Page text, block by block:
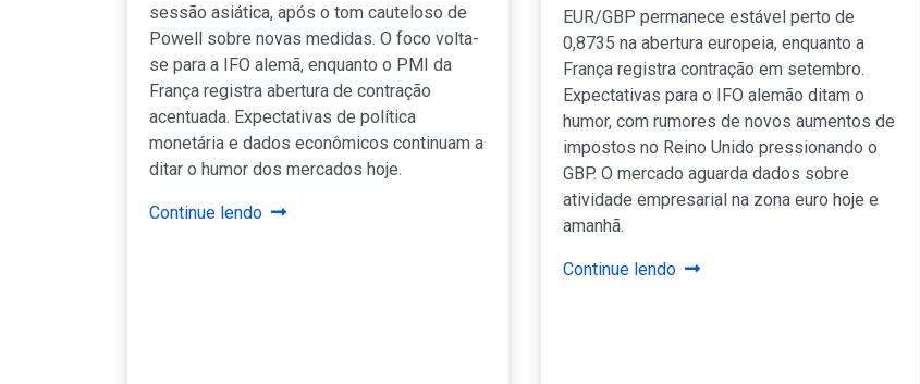
sessão asiática, após o tom cauteloso de
Powell sobre novas medidas. O foco volta-
se para a IFO alemã, enquanto o PMI da
França registra abertura de contração
acentuada. Expectativas de política
monetária e dados econômicos continuam a
ditar o humor dos mercados hoje.
Continue lendo
EUR/GBP permanece estável perto de
0,8735 na abertura europeia, enquanto a
França registra contração em setembro.
Expectativas para o IFO alemão ditam o
humor, com rumores de novos aumentos de
impostos no Reino Unido pressionando o
GBP. O mercado aguarda dados sobre
atividade empresarial na zona euro hoje e
amanhã.
Continue lendo